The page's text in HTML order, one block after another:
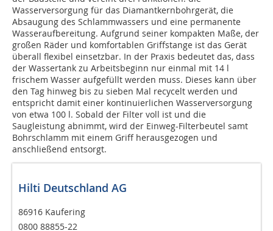
Wasserversorgung für das Diamantkernbohrgerät, die
Absaugung des Schlammwassers und eine permanente
Wasseraufbereitung. Aufgrund seiner kompakten Maße, der
großen Räder und komfortablen Griffstange ist das Gerät
überall flexibel einsetzbar. In der Praxis bedeutet das, dass
der Wassertank zu Arbeitsbeginn nur einmal mit 14 l
frischem Wasser aufgefüllt werden muss. Dieses kann über
den Tag hinweg bis zu sieben Mal recycelt werden und
entspricht damit einer kontinuierlichen Wasserversorgung
von etwa 100 l. Sobald der Filter voll ist und die
Saugleistung abnimmt, wird der Einweg-Filterbeutel samt
Bohrschlamm mit einem Griff herausgezogen und
anschließend entsorgt.
Hilti Deutschland AG
86916 Kaufering
0800 88855-22